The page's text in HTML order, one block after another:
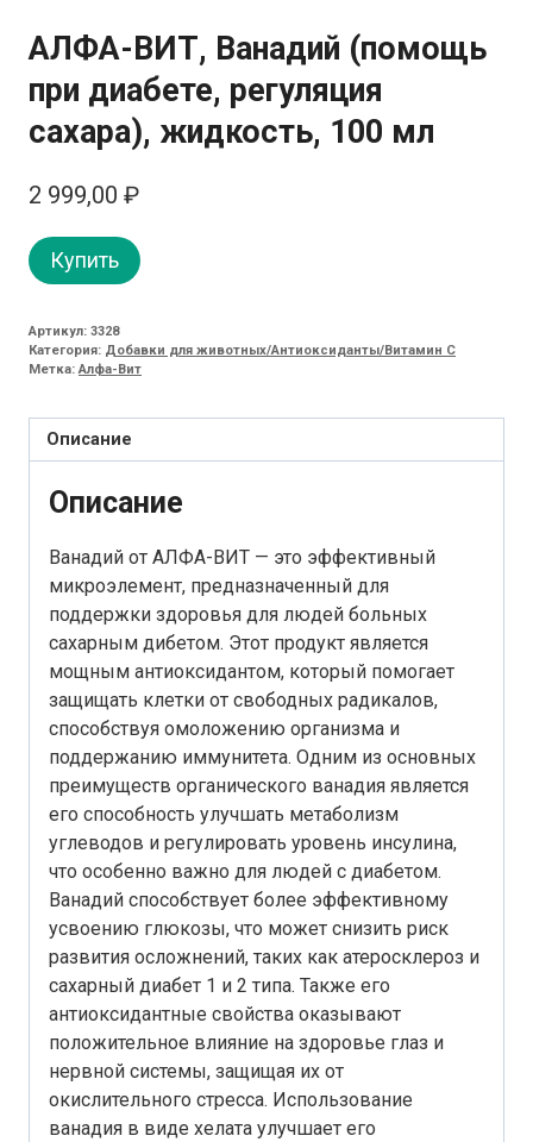
АЛФА-ВИТ, Ванадий (помощь
при диабете, регуляция
сахара), жидкость, 100 мл
2 999,00 ₽
Купить
Артикул: 3328
Категория: Добавки для животных/Антиоксиданты/Витамин C
Метка:Алфа-Вит
Описание
Описание
Ванадий от АЛФА-ВИТ — это эффективный
микроэлемент, предназначенный для
поддержки здоровья для людей больных
сахарным дибетом. Этот продукт является
мощным антиоксидантом, который помогает
защищать клетки от свободных радикалов,
способствуя омоложению организма и
поддержанию иммунитета. Одним из основных
преимуществ органического ванадия является
его способность улучшать метаболизм
углеводов и регулировать уровень инсулина,
что особенно важно для людей с диабетом.
Ванадий способствует более эффективному
усвоению глюкозы, что может снизить риск
развития осложнений, таких как атеросклероз и
сахарный диабет 1 и 2 типа. Также его
антиоксидантные свойства оказывают
положительное влияние на здоровье глаз и
нервной системы, защищая их от
окислительного стресса. Использование
ванадия в виде хелата улучшает его